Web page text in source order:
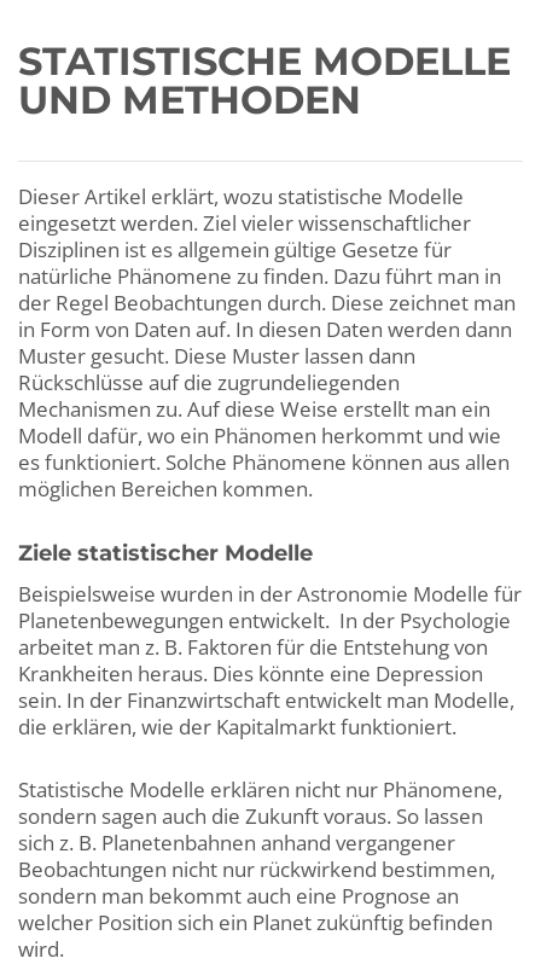
STATISTISCHE MODELLE
UND METHODEN
Dieser Artikel erklärt, wozu statistische Modelle
eingesetzt werden. Ziel vieler wissenschaftlicher
Disziplinen ist es allgemein gültige Gesetze für
natürliche Phänomene zu finden. Dazu führt man in
der Regel Beobachtungen durch. Diese zeichnet man
in Form von Daten auf. In diesen Daten werden dann
Muster gesucht. Diese Muster lassen dann
Rückschlüsse auf die zugrundeliegenden
Mechanismen zu. Auf diese Weise erstellt man ein
Modell dafür, wo ein Phänomen herkommt und wie
es funktioniert. Solche Phänomene können aus allen
möglichen Bereichen kommen.
Ziele statistischer Modelle
Beispielsweise wurden in der Astronomie Modelle für
Planetenbewegungen entwickelt. In der Psychologie
arbeitet man z. B. Faktoren für die Entstehung von
Krankheiten heraus. Dies könnte eine Depression
sein. In der Finanzwirtschaft entwickelt man Modelle,
die erklären, wie der Kapitalmarkt funktioniert.
Statistische Modelle erklären nicht nur Phänomene,
sondern sagen auch die Zukunft voraus. So lassen
sich z. B. Planetenbahnen anhand vergangener
Beobachtungen nicht nur rückwirkend bestimmen,
sondern man bekommt auch eine Prognose an
welcher Position sich ein Planet zukünftig befinden
wird.